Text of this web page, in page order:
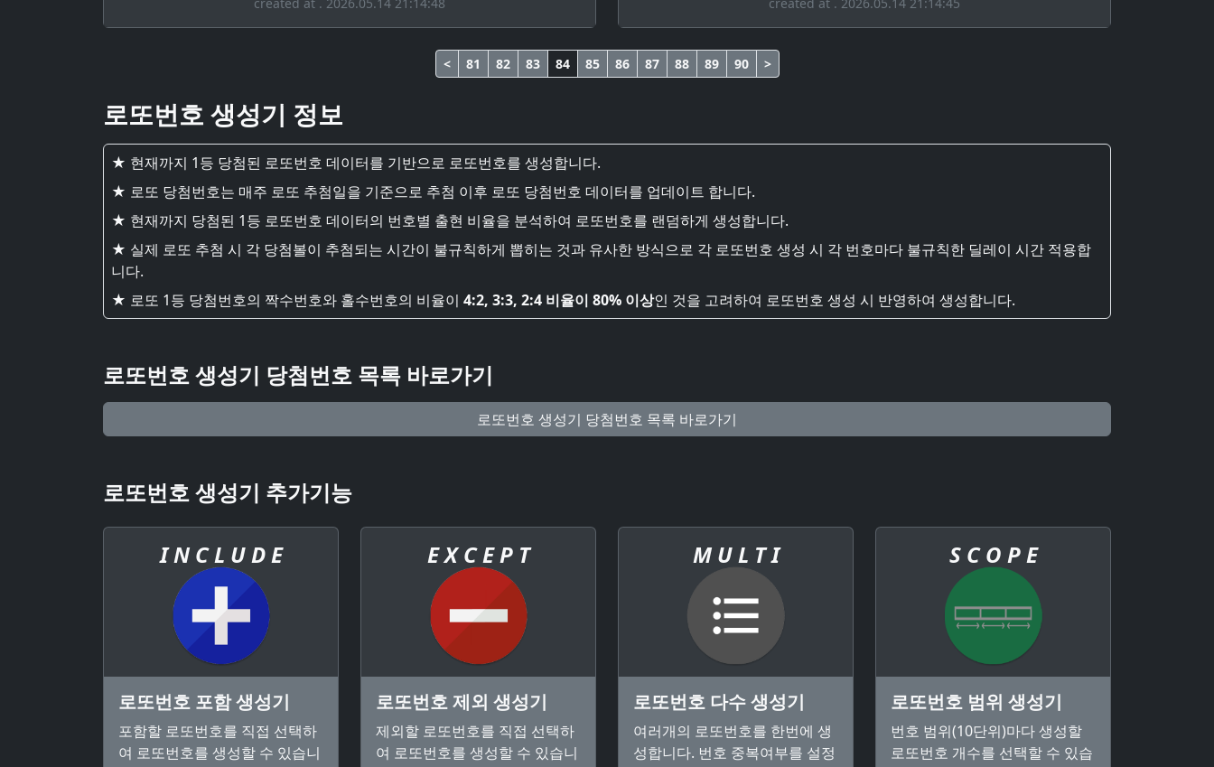
< 81 82 83 84 85 86 87 88 89 90 >
로또번호 생성기 정보
★ 현재까지 1등 당첨된 로또번호 데이터를 기반으로 로또번호를 생성합니다.
★ 로또 당첨번호는 매주 로또 추첨일을 기준으로 추첨 이후 로또 당첨번호 데이터를 업데이트 합니다.
★ 현재까지 당첨된 1등 로또번호 데이터의 번호별 출현 비율을 분석하여 로또번호를 랜덤하게 생성합니다.
★ 실제 로또 추첨 시 각 당첨볼이 추첨되는 시간이 불규칙하게 뽑히는 것과 유사한 방식으로 각 로또번호 생성 시 각 번호마다 불규칙한 딜레이 시간 적용합
니다.
★ 로또 1등 당첨번호의 짝수번호와 홀수번호의 비율이 4:2, 3:3, 2:4 비율이 80% 이상인 것을 고려하여 로또번호 생성 시 반영하여 생성합니다.
로또번호 생성기 당첨번호 목록 바로가기
로또번호 생성기 당첨번호 목록 바로가기
로또번호 생성기 추가기능
I N C L U D E
로또번호 포함 생성기
포함할 로또번호를 직접 선택하
여 로또번호를 생성할 수 있습니
E X C E P T
로또번호 제외 생성기
제외할 로또번호를 직접 선택하
여 로또번호를 생성할 수 있습니
M U L T I
로또번호 다수 생성기
여러개의 로또번호를 한번에 생
성합니다. 번호 중복여부를 설정
S C O P E
로또번호 범위 생성기
번호 범위(10단위)마다 생성할
로또번호 개수를 선택할 수 있습